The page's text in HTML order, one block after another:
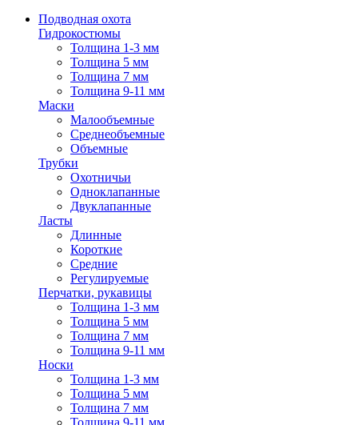
Подводная охота
Гидрокостюмы
Толщина 1-3 мм
Толщина 5 мм
Толщина 7 мм
Толщина 9-11 мм
Маски
Малообъемные
Среднеобъемные
Объемные
Трубки
Охотничьи
Одноклапанные
Двуклапанные
Ласты
Длинные
Короткие
Средние
Регулируемые
Перчатки, рукавицы
Толщина 1-3 мм
Толщина 5 мм
Толщина 7 мм
Толщина 9-11 мм
Носки
Толщина 1-3 мм
Толщина 5 мм
Толщина 7 мм
Толщина 9-11 мм